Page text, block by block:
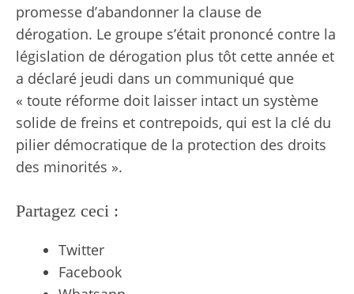
promesse d’abandonner la clause de
dérogation. Le groupe s’était prononcé contre la
législation de dérogation plus tôt cette année et
a déclaré jeudi dans un communiqué que
« toute réforme doit laisser intact un système
solide de freins et contrepoids, qui est la clé du
pilier démocratique de la protection des droits
des minorités ».
Partagez ceci :
Twitter
Facebook